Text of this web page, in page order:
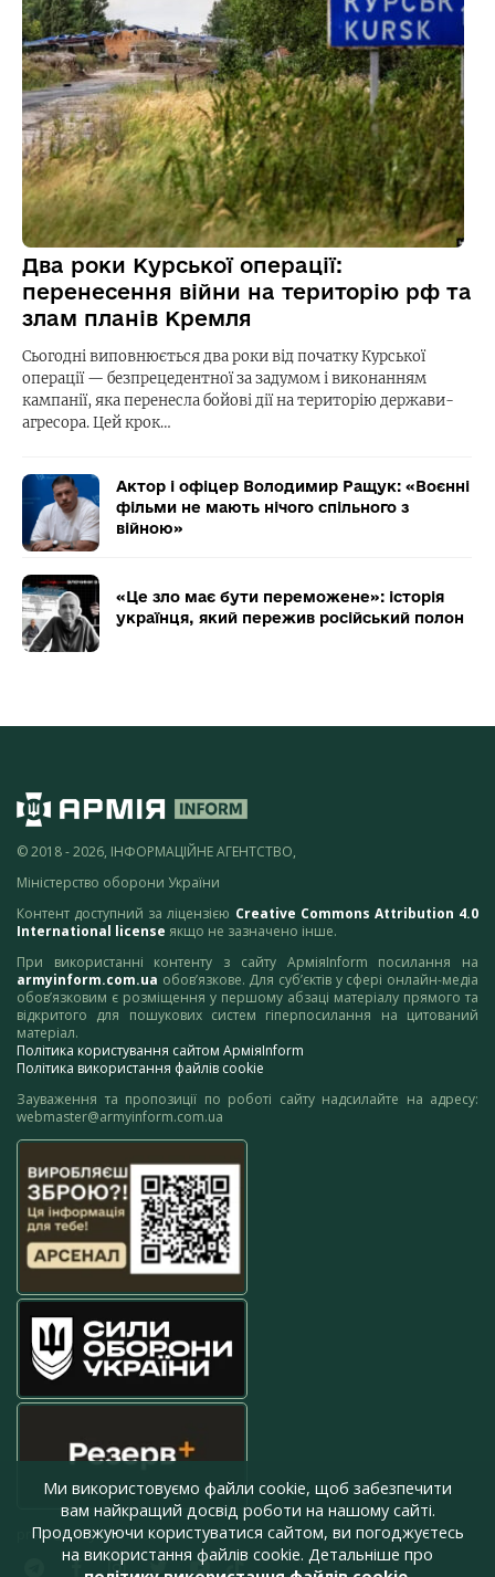
Два роки Курської операції:
перенесення війни на територію рф та
злам планів Кремля
Сьогодні виповнюється два роки від початку Курської
операції — безпрецедентної за задумом і виконанням
кампанії, яка перенесла бойові дії на територію держави-
агресора. Цей крок…
Актор і офіцер Володимир Ращук: «Воєнні
фільми не мають нічого спільного з
війною»
«Це зло має бути переможене»: історія
українця, який пережив російський полон
© 2018 - 2026, ІНФОРМАЦІЙНЕ АГЕНТСТВО,
Міністерство оборони України
Контент доступний за ліцензією Creative Commons Attribution 4.0
International license якщо не зазначено інше.
При використанні контенту з сайту АрміяInform посилання на
armyinform.com.ua обов’язкове. Для суб’єктів у сфері онлайн-медіа
обов’язковим є розміщення у першому абзаці матеріалу прямого та
відкритого для пошукових систем гіперпосилання на цитований
матеріал.
Політика користування сайтом АрміяInform
Політика використання файлів cookie
Зауваження та пропозиції по роботі сайту надсилайте на адресу:
webmaster@armyinform.com.ua
press@armyinform.com.ua
Ми використовуємо файли cookie, щоб забезпечити
вам найкращий досвід роботи на нашому сайті.
Продовжуючи користуватися сайтом, ви погоджуєтесь
на використання файлів cookie. Детальніше про